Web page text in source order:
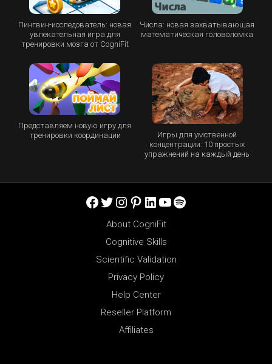
Пингвин-исследователь: новая
увлекательная игра для
тренировки мозга от CogniFit
Числа: новая захватывающая
математическая головоломка
Представляем новую игру для
тренировки координации
Игры для умственной
концентрации: 10 простых
упражнений на каждый день
Facebook
Twitter
Instagram
Pinterest
LinkedIn
YouTube
Spotify
About CogniFit
Cognitive Skills
Scientific Validation
Privacy Policy
Help Center
Reseller Platform
Affiliates